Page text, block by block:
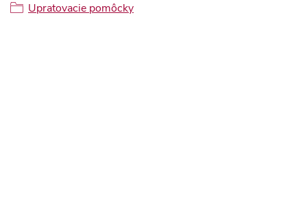
Upratovacie pomôcky